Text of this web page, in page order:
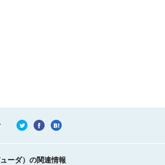
ーダ）の関連情報